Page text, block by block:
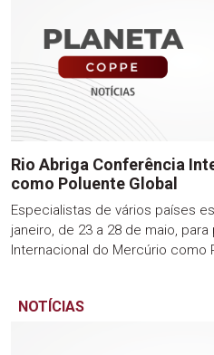
Rio Abriga Conferência
como Poluente Global
Especialistas de vários países
janeiro, de 23 a 28 de maio,
Internacional do Mercúrio como
NOTÍCIAS